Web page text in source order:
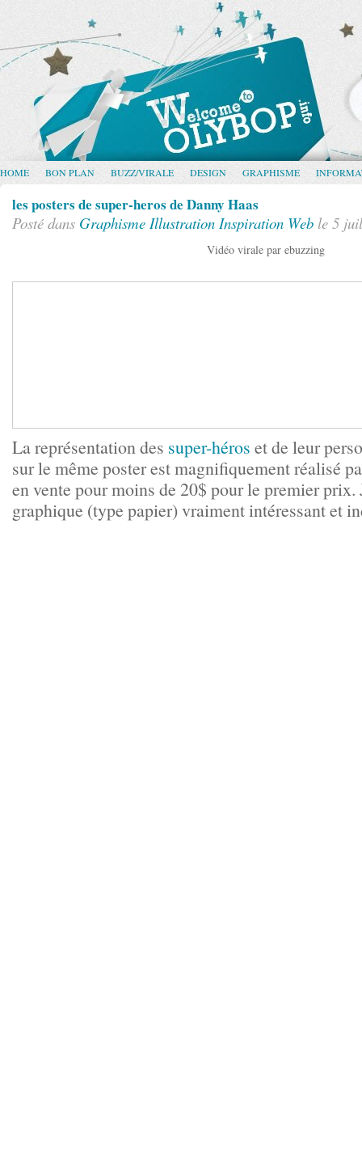
HOME BON PLAN BUZZ/VIRALE DESIGN GRAPHISME
les posters de super-heros de Danny Haas
Posté dans Graphisme Illustration Inspiration Web le 5
Vidéo virale par ebuzzing
La représentation des super-héros et de leur
sur le même poster est magnifiquement réalisé
en vente pour moins de 20$ pour le premier prix.
graphique (type papier) vraiment intéressant et